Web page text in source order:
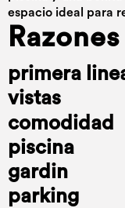
espacio ideal para
primera
vistas
comodidad
piscina
gardin
parking